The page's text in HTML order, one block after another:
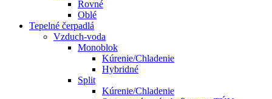
Rovné
Oblé
Tepelné čerpadlá
Vzduch-voda
Monoblok
Kúrenie/Chladenie
Hybridné
Split
Kúrenie/Chladenie